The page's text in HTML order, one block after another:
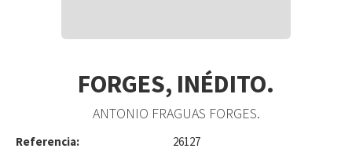
FORGES, INÉDITO.
ANTONIO FRAGUAS FORGES.
Referencia: 26127